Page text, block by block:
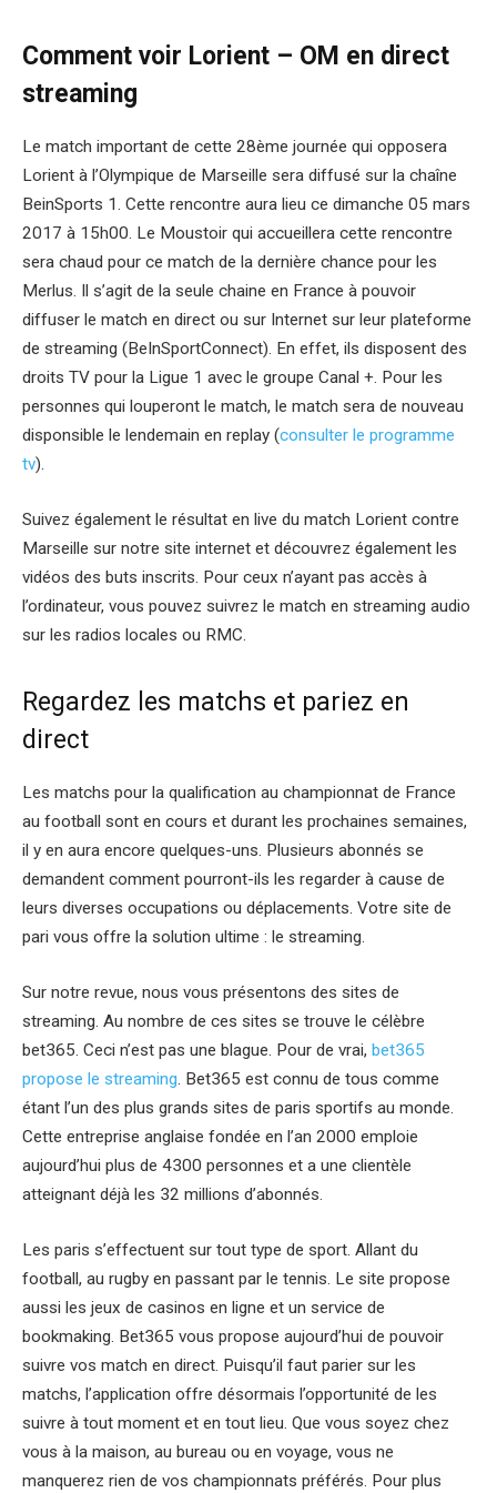
Comment voir Lorient – OM en direct
streaming
Le match important de cette 28ème journée qui opposera
Lorient à l’Olympique de Marseille sera diffusé sur la chaîne
BeinSports 1. Cette rencontre aura lieu ce dimanche 05 mars
2017 à 15h00. Le Moustoir qui accueillera cette rencontre
sera chaud pour ce match de la dernière chance pour les
Merlus. Il s’agit de la seule chaine en France à pouvoir
diffuser le match en direct ou sur Internet sur leur plateforme
de streaming (BeInSportConnect). En effet, ils disposent des
droits TV pour la Ligue 1 avec le groupe Canal +. Pour les
personnes qui louperont le match, le match sera de nouveau
disponsible le lendemain en replay (consulter le programme
tv).
Suivez également le résultat en live du match Lorient contre
Marseille sur notre site internet et découvrez également les
vidéos des buts inscrits. Pour ceux n’ayant pas accès à
l’ordinateur, vous pouvez suivrez le match en streaming audio
sur les radios locales ou RMC.
Regardez les matchs et pariez en
direct
Les matchs pour la qualification au championnat de France
au football sont en cours et durant les prochaines semaines,
il y en aura encore quelques-uns. Plusieurs abonnés se
demandent comment pourront-ils les regarder à cause de
leurs diverses occupations ou déplacements. Votre site de
pari vous offre la solution ultime : le streaming.
Sur notre revue, nous vous présentons des sites de
streaming. Au nombre de ces sites se trouve le célèbre
bet365. Ceci n’est pas une blague. Pour de vrai, bet365
propose le streaming. Bet365 est connu de tous comme
étant l’un des plus grands sites de paris sportifs au monde.
Cette entreprise anglaise fondée en l’an 2000 emploie
aujourd’hui plus de 4300 personnes et a une clientèle
atteignant déjà les 32 millions d’abonnés.
Les paris s’effectuent sur tout type de sport. Allant du
football, au rugby en passant par le tennis. Le site propose
aussi les jeux de casinos en ligne et un service de
bookmaking. Bet365 vous propose aujourd’hui de pouvoir
suivre vos match en direct. Puisqu’il faut parier sur les
matchs, l’application offre désormais l’opportunité de les
suivre à tout moment et en tout lieu. Que vous soyez chez
vous à la maison, au bureau ou en voyage, vous ne
manquerez rien de vos championnats préférés. Pour plus